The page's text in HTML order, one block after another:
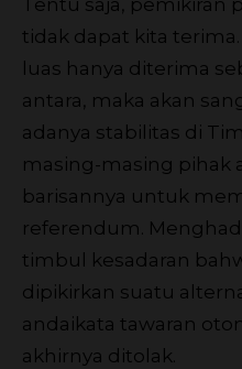
Tentu saja, pemikiran
tidak dapat kita
luas hanya diterima
antara, maka akan
adanya stabilitas di
masing-masing pihak
barisannya untuk
referendum.
timbul kesadaran
dipikirkan suatu
andaikata tawaran
akhirnya ditolak.